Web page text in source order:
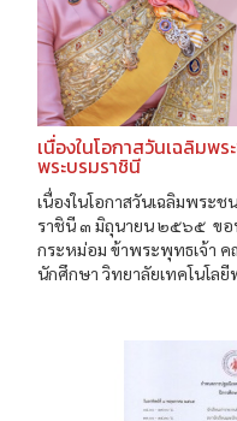
เนื่องในโอกาสวันเฉลิมพ
พระบรมราชินี
เนื่องในโอกาสวันเฉลิมพระ
ราชินี ๓ มิถุนายน ๒๕๖๕ ขอ
กระหม่อม ข้าพระพุทธเจ้า
นักศึกษา วิทยาลัยเทคโนโล